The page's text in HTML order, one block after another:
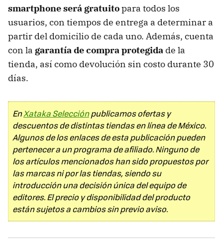
smartphone será gratuitopara todos los
usuarios, con tiempos de entrega a determinar a
partir del domicilio de cada uno. Además, cuenta
con la garantía de compra protegida de la
tienda, así como devolución sin costo durante 30
días.
EnXataka Selecciónpublicamos ofertas y
descuentos de distintas tiendas en línea de México.
Algunos de los enlaces de esta publicación pueden
pertenecer a un programa de afiliado. Ninguno de
los artículos mencionados han sido propuestos por
las marcas ni por las tiendas, siendo su
introducción una decisión única del equipo de
editores. El precio y disponibilidad del producto
están sujetos a cambios sin previo aviso.